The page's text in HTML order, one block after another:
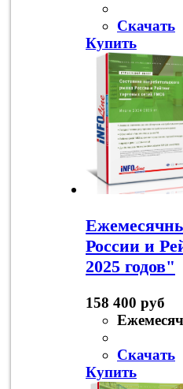
Скачать
Купить
России и
2025 годов"
158 400 руб
Скачать
Купить